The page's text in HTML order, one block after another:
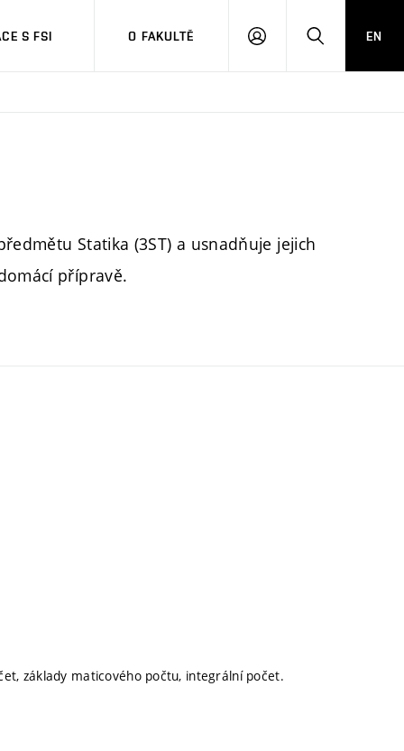
S FSI O FAKULTĚ
PŘIHLÁŠENÍHLEDAT
EN
Statika (3ST) a usnadňuje jejich
přípravě.
základy maticového počtu, integrální počet.